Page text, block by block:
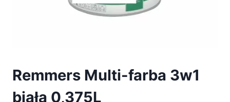
Remmers Multi-farba 3w1
biała 0,375L